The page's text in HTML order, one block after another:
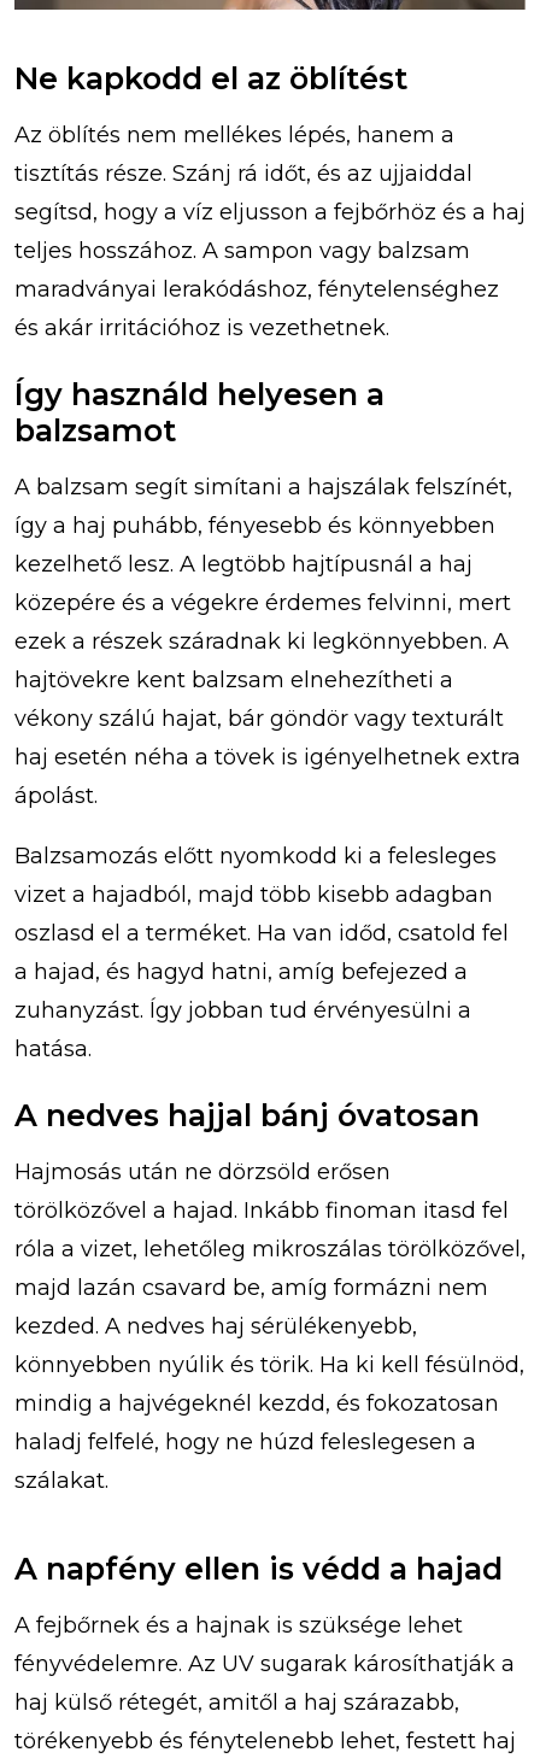
Ne kapkodd el az öblítést
Az öblítés nem mellékes lépés, hanem a
tisztítás része. Szánj rá időt, és az ujjaiddal
segítsd, hogy a víz eljusson a fejbőrhöz és a haj
teljes hosszához. A sampon vagy balzsam
maradványai lerakódáshoz, fénytelenséghez
és akár irritációhoz is vezethetnek.
Így használd helyesen a
balzsamot
A balzsam segít simítani a hajszálak felszínét,
így a haj puhább, fényesebb és könnyebben
kezelhető lesz. A legtöbb hajtípusnál a haj
közepére és a végekre érdemes felvinni, mert
ezek a részek száradnak ki legkönnyebben. A
hajtövekre kent balzsam elnehezítheti a
vékony szálú hajat, bár göndör vagy texturált
haj esetén néha a tövek is igényelhetnek extra
ápolást.
Balzsamozás előtt nyomkodd ki a felesleges
vizet a hajadból, majd több kisebb adagban
oszlasd el a terméket. Ha van időd, csatold fel
a hajad, és hagyd hatni, amíg befejezed a
zuhanyzást. Így jobban tud érvényesülni a
hatása.
A nedves hajjal bánj óvatosan
Hajmosás után ne dörzsöld erősen
törölközővel a hajad. Inkább finoman itasd fel
róla a vizet, lehetőleg mikroszálas törölközővel,
majd lazán csavard be, amíg formázni nem
kezded. A nedves haj sérülékenyebb,
könnyebben nyúlik és törik. Ha ki kell fésülnöd,
mindig a hajvégeknél kezdd, és fokozatosan
haladj felfelé, hogy ne húzd feleslegesen a
szálakat.
A napfény ellen is védd a hajad
A fejbőrnek és a hajnak is szüksége lehet
fényvédelemre. Az UV sugarak károsíthatják a
haj külső rétegét, amitől a haj szárazabb,
törékenyebb és fénytelenebb lehet, festett haj